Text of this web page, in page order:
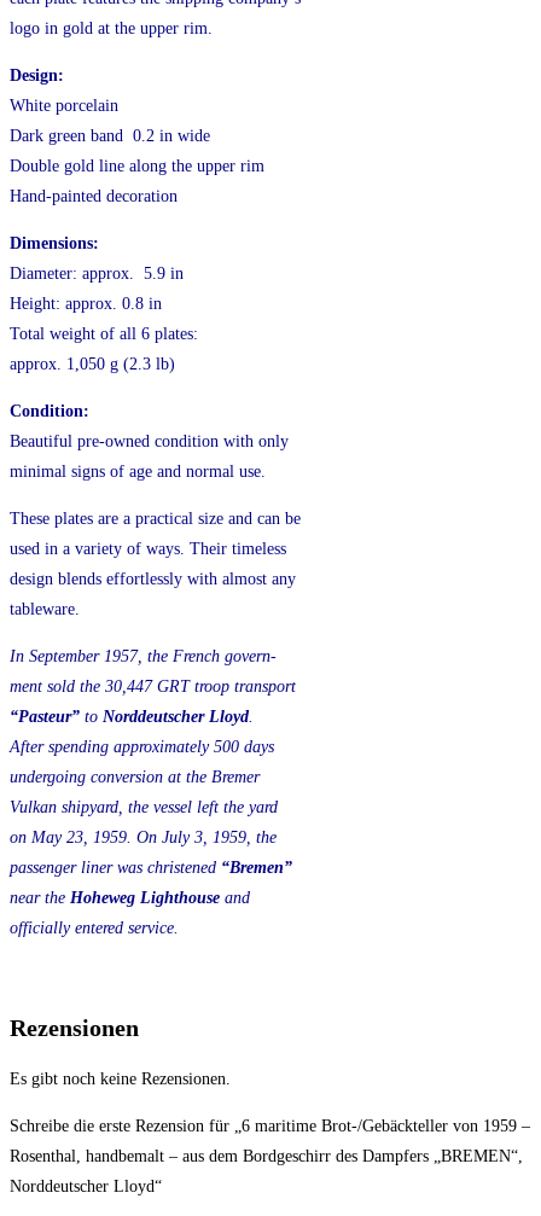
logo in gold at the upper rim.
Design:
White porcelain
Dark green band 0.2 in wide
Double gold line along the upper rim
Hand-painted decoration
Dimensions:
Diameter: approx. 5.9 in
Height: approx. 0.8 in
Total weight of all 6 plates:
approx. 1,050 g (2.3 lb)
Condition:
Beautiful pre-owned condition with only
minimal signs of age and normal use.
These plates are a practical size and can be
used in a variety of ways. Their timeless
design blends effortlessly with almost any
tableware.
In September 1957, the French govern-
ment sold the 30,447 GRT troop transport
“Pasteur” to Norddeutscher Lloyd
After spending approximately 500 days
undergoing conversion at the Bremer
Vulkan shipyard, the vessel left the yard
on May 23, 1959. On July 3, 1959, the
passenger liner was christened “Bremen”
near the Hoheweg Lighthouse and
officially entered service.
Rezensionen
Es gibt noch keine Rezensionen.
Schreibe die erste Rezension für „6 maritime Brot-/Gebäckteller von 1959 –
Rosenthal, handbemalt – aus dem Bordgeschirr des Dampfers „BREMEN“,
Norddeutscher Lloyd“